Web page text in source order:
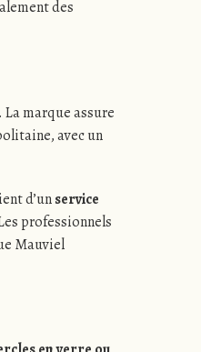
des
marque assure
avec un
d’unservice
professionnels
Mauviel